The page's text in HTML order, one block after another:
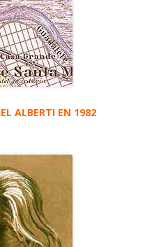
ALBERTI EN 1982